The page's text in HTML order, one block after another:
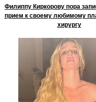
Филиппу Киркорову пора
прием к своему любимому
хирургу